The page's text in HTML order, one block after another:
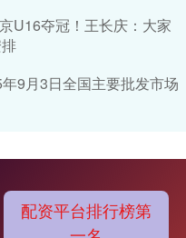
U16夺冠！王长庆：大家
9月3日全国主要批发市场
配资平台排行榜第